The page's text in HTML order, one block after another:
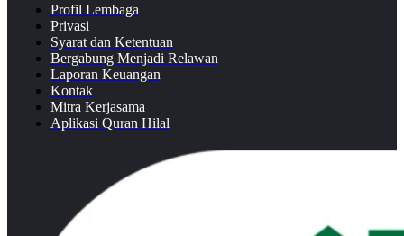
Profil Lembaga
Privasi
Syarat dan Ketentuan
Bergabung Menjadi Relawan
Laporan Keuangan
Kontak
Mitra Kerjasama
Aplikasi Quran Hilal